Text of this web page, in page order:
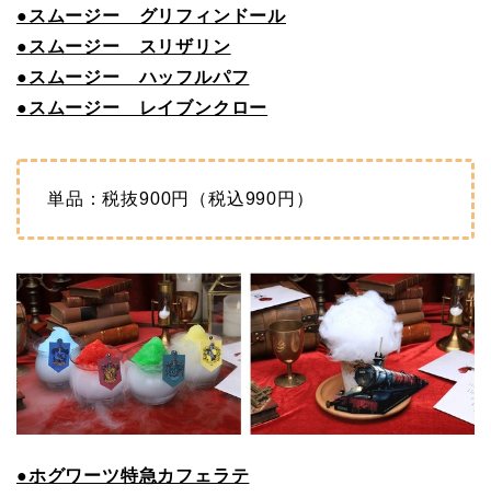
●スムージー グリフィンドール
●スムージー スリザリン
●スムージー ハッフルパフ
●スムージー レイブンクロー
単品：税抜900円（税込990円）
●ホグワーツ特急カフェラテ